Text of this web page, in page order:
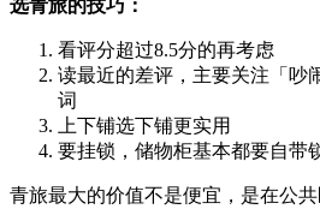
选青旅的技巧：
看评分超过8.5分的再考虑
读最近的差评，主要关注「吵
词
上下铺选下铺更实用
要挂锁，储物柜基本都要自带
青旅最大的价值不是便宜，是在公